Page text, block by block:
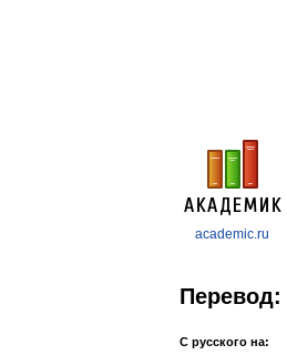
academic.ru
Перевод:
С русского на: